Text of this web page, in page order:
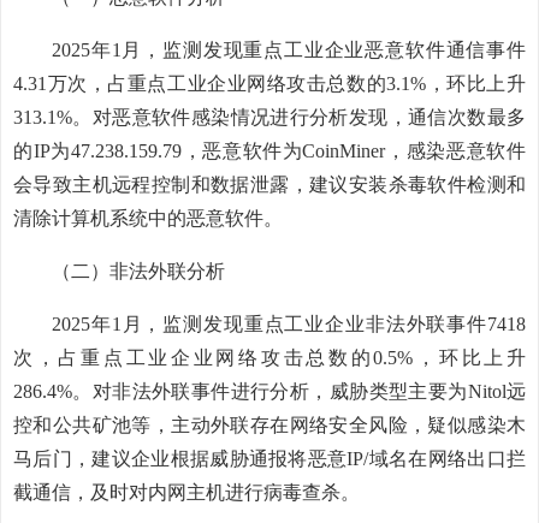
2025年1月，监测发现重点工业企业恶意软件通信事件
4.31万次，占重点工业企业网络攻击总数的3.1%，环比上升
313.1%。对恶意软件感染情况进行分析发现，通信次数最多
的IP为47.238.159.79，恶意软件为CoinMiner，感染恶意软件
会导致主机远程控制和数据泄露，建议安装杀毒软件检测和
清除计算机系统中的恶意软件。
（二）非法外联分析
2025年1月，监测发现重点工业企业非法外联事件7418
次，占重点工业企业网络攻击总数的0.5%，环比上升
286.4%。对非法外联事件进行分析，威胁类型主要为Nitol远
控和公共矿池等，主动外联存在网络安全风险，疑似感染木
马后门，建议企业根据威胁通报将恶意IP/域名在网络出口拦
截通信，及时对内网主机进行病毒查杀。